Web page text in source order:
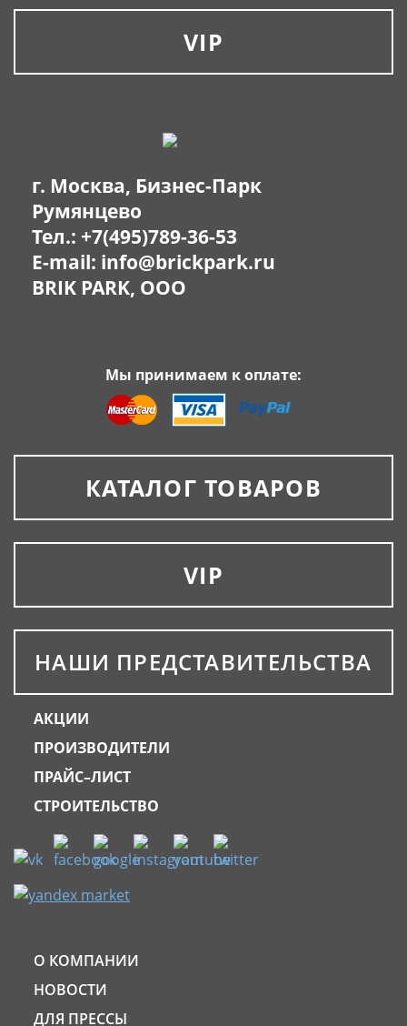
VIP
г. Москва, Бизнес-Парк
Румянцево
Тел.: +7(495)789-36-53
E-mail: info@brickpark.ru
BRIK PARK, OOO
Мы принимаем к оплате:
КАТАЛОГ ТОВАРОВ
VIP
НАШИ ПРЕДСТАВИТЕЛЬСТВА
АКЦИИ
ПРОИЗВОДИТЕЛИ
ПРАЙС–ЛИСТ
СТРОИТЕЛЬСТВО
О КОМПАНИИ
НОВОСТИ
ДЛЯ ПРЕССЫ